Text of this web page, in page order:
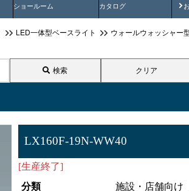
ショールーム カタログ
LED一体型ベースライト ウォールウォッシャー
検索 クリア
LX160F-19N-WW40
[生産終了]
分類
施設・店舗向け